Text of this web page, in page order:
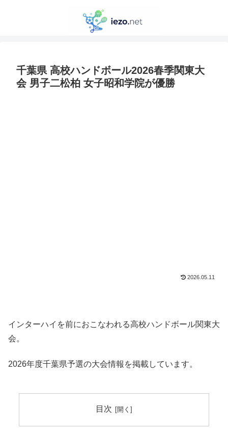
千葉県 高校ハンドボール2026春季関東大
会 男子二松柏 女子昭和学院が優勝
2026.05.11
インターハイを前におこなわれる高校ハンドボール関東大
会。
2026年度千葉県予選の大会情報を掲載しています。
目次